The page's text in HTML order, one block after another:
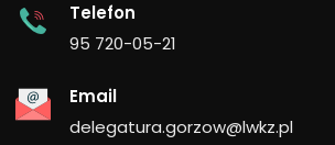
Telefon
95 720-05-21
Email
delegatura.gorzow@lwkz.pl